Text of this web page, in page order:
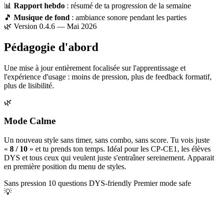
📊 Rapport hebdo : résumé de ta progression de la semaine
🎵 Musique de fond : ambiance sonore pendant les parties
🌿 Version 0.4.6 — Mai 2026
Pédagogie d'abord
Une mise à jour entièrement focalisée sur l'apprentissage et
l'expérience d'usage : moins de pression, plus de feedback formatif,
plus de lisibilité.
🌿
Mode Calme
Un nouveau style sans timer, sans combo, sans score. Tu vois juste
« 8 / 10 » et tu prends ton temps. Idéal pour les CP-CE1, les élèves
DYS et tous ceux qui veulent juste s'entraîner sereinement. Apparait
en première position du menu de styles.
Sans pression 10 questions DYS-friendly Premier mode safe
💡